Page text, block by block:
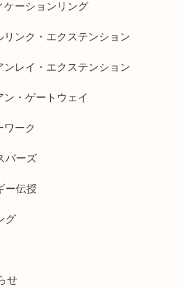
ケーションリング
リンク・エクステンション
ンレイ・エクステンション
ン・ゲートウェイ
ワーク
バーズ
ー伝授
グ
せ